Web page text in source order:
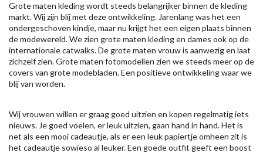
Grote maten kleding wordt steeds belangrijker binnen de kleding
markt. Wij zijn blij met deze ontwikkeling. Jarenlang was het een
ondergeschoven kindje, maar nu krijgt het een eigen plaats binnen
de modewereld. We zien grote maten kleding en dames ook op de
internationale catwalks. De grote maten vrouw is aanwezig en laat
zichzelf zien. Grote maten fotomodellen zien we steeds meer op de
covers van grote modebladen. Een positieve ontwikkeling waar we
blij van worden.
Wij vrouwen willen er graag goed uitzien en kopen regelmatig iets
nieuws. Je goed voelen, er leuk uitzien, gaan hand in hand. Het is
net als een mooi cadeautje, als er een leuk papiertje omheen zit is
het cadeautje sowieso al leuker. Een goede outfit geeft een boost